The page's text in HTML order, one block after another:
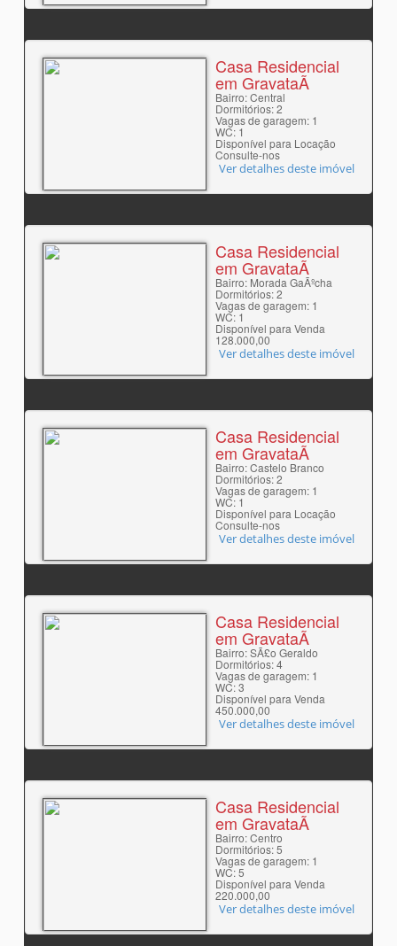
Casa Residencial
em GravataÃ­
Bairro: Central
Dormitórios: 2
Vagas de garagem: 1
WC: 1
Disponível para Locação
Consulte-nos
Ver detalhes deste imóvel
Casa Residencial
em GravataÃ­
Bairro: Morada GaÃºcha
Dormitórios: 2
Vagas de garagem: 1
WC: 1
Disponível para Venda
128.000,00
Ver detalhes deste imóvel
Casa Residencial
em GravataÃ­
Bairro: Castelo Branco
Dormitórios: 2
Vagas de garagem: 1
WC: 1
Disponível para Locação
Consulte-nos
Ver detalhes deste imóvel
Casa Residencial
em GravataÃ­
Bairro: SÃ£o Geraldo
Dormitórios: 4
Vagas de garagem: 1
WC: 3
Disponível para Venda
450.000,00
Ver detalhes deste imóvel
Casa Residencial
em GravataÃ­
Bairro: Centro
Dormitórios: 5
Vagas de garagem: 1
WC: 5
Disponível para Venda
220.000,00
Ver detalhes deste imóvel